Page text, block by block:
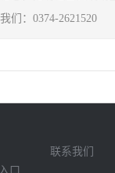
们：0374-2621520
联系我们
口